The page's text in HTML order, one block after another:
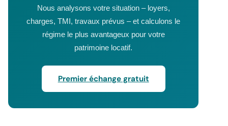
Nous analysons votre situation – loyers,
charges, TMI, travaux prévus – et calculons le
régime le plus avantageux pour votre
patrimoine locatif.
Premier échange gratuit